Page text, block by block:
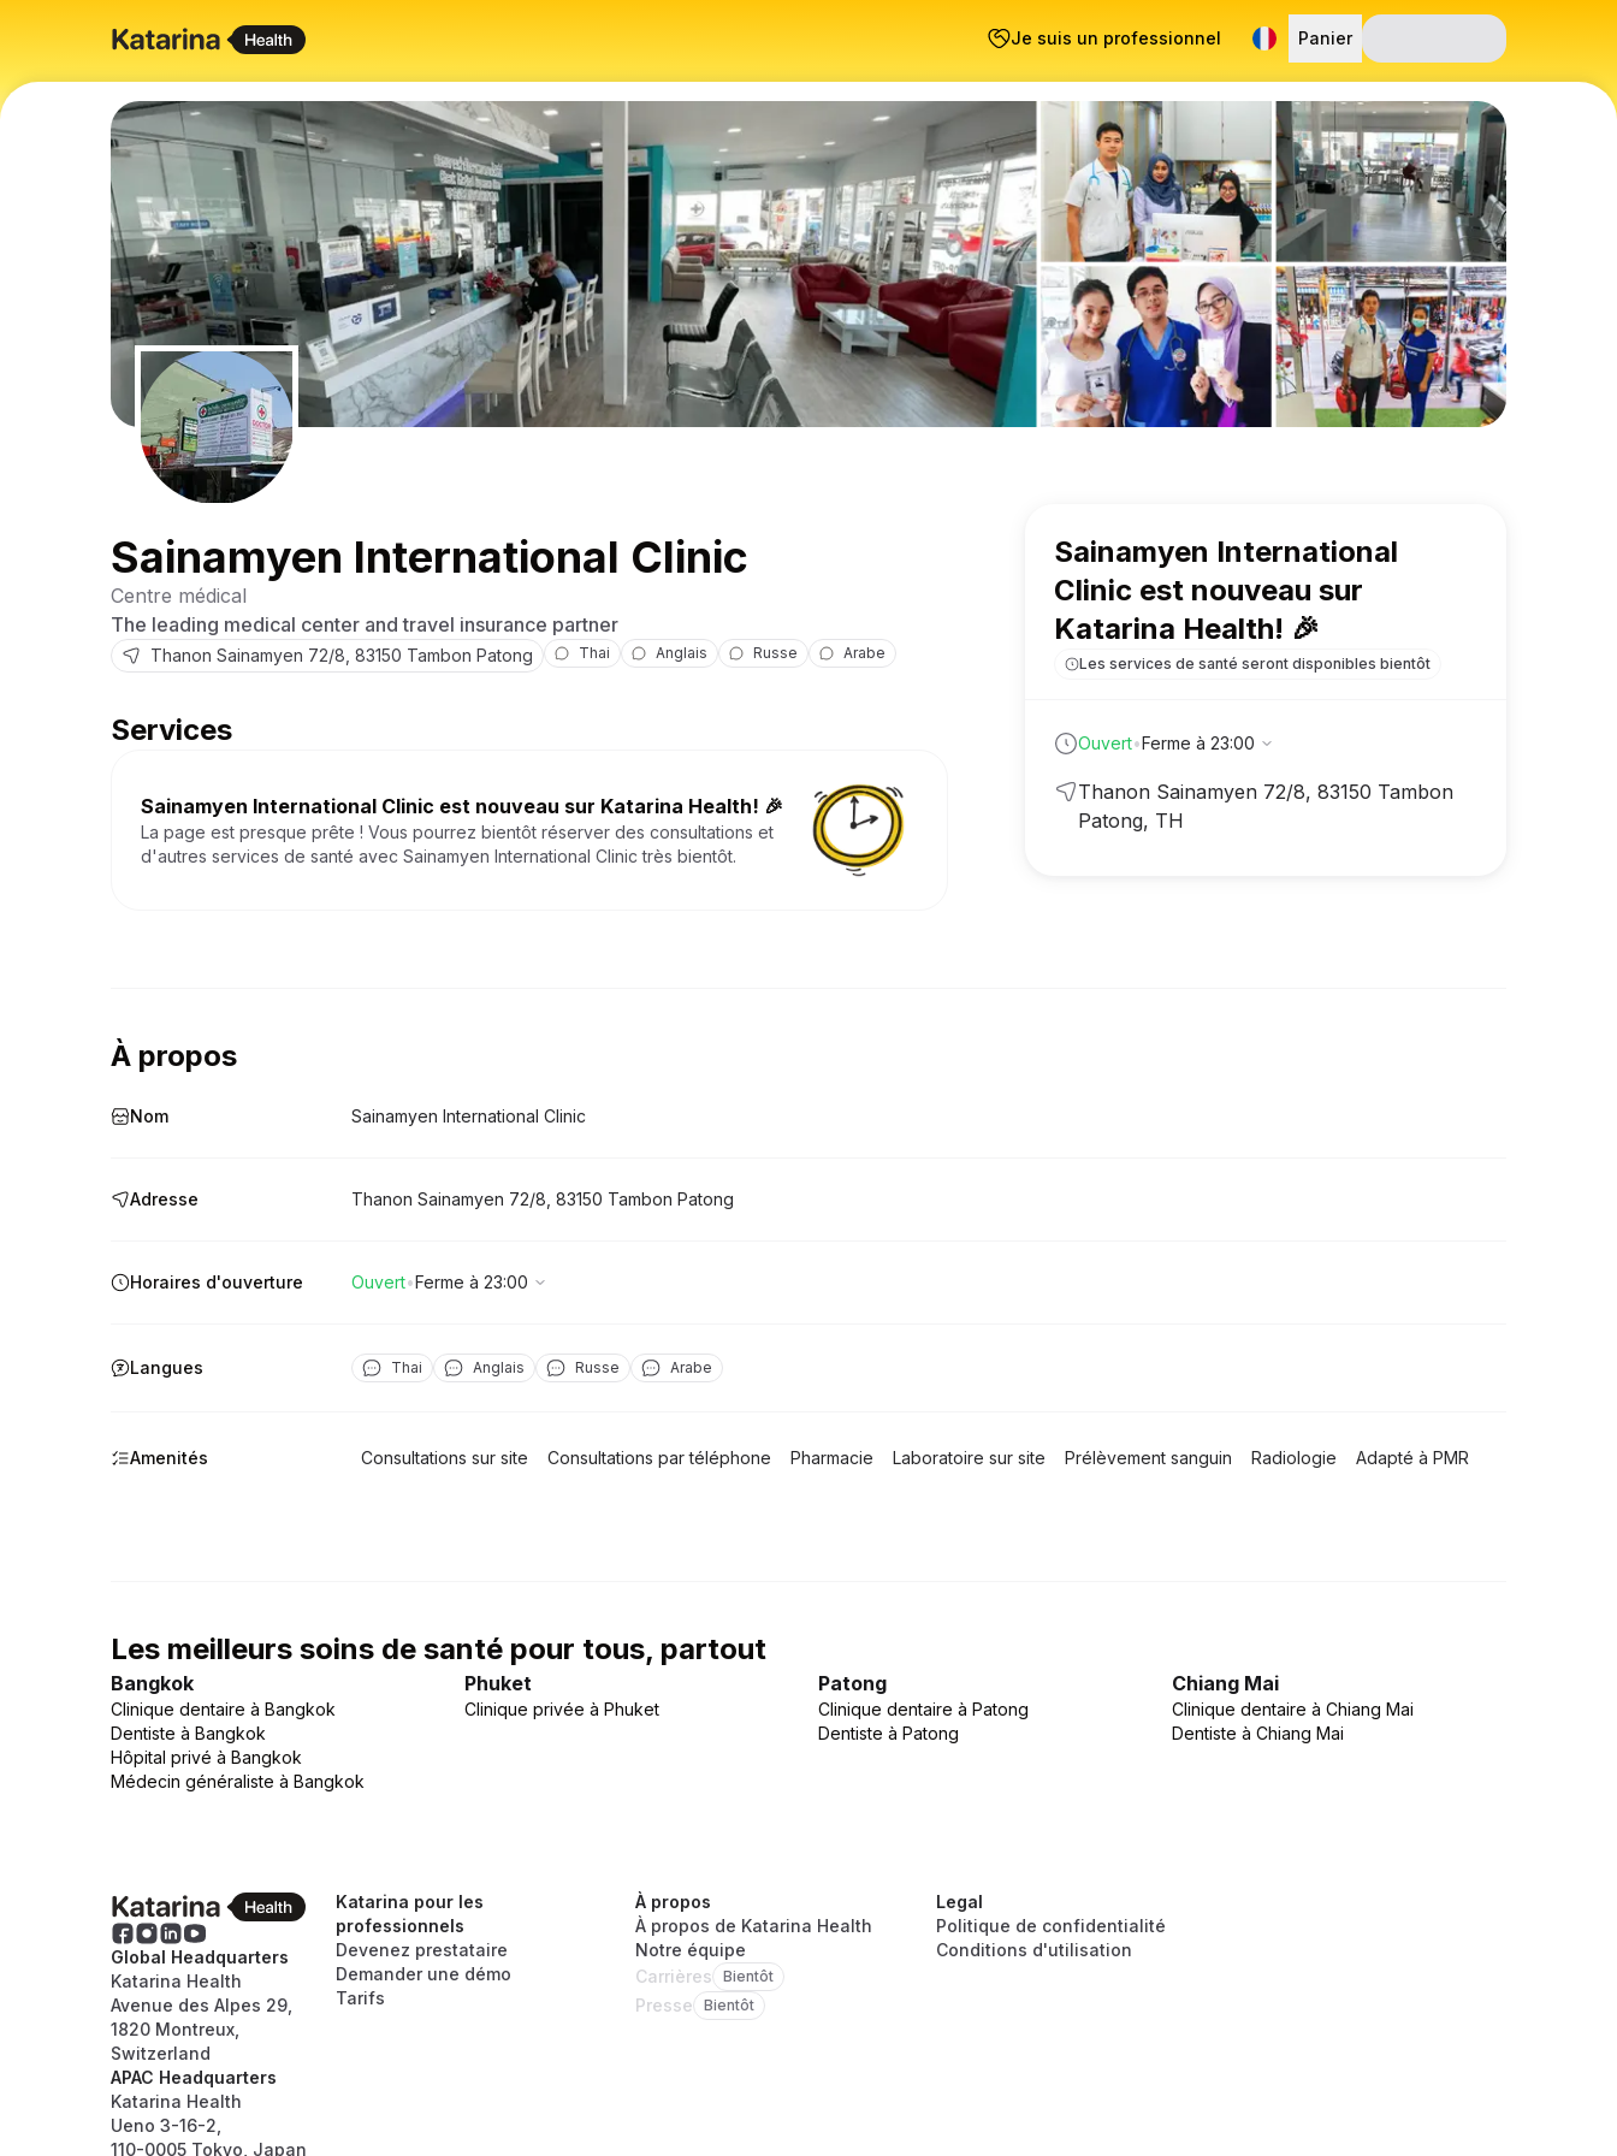
Je suis un professionnel Panier
Sainamyen International Clinic
Centre médical
The leading medical center and travel insurance partner
Thanon Sainamyen 72/8 83150 Tambon Patong Thai Anglais Russe Arabe
Services
Sainamyen International Clinic est nouveau sur Katarina Health! 🎉
La page est presque prête ! Vous pourrez bientôt réserver des consultations et
d'autres services de santé avec Sainamyen International Clinic très bientôt.
Sainamyen International
Clinic est nouveau sur
Katarina Health! 🎉
Les services de santé seront disponibles bientôt
Ouvert•Ferme à 23:00
Thanon Sainamyen 72/8, 83150 Tambon
Patong, TH
À propos
Nom Sainamyen International Clinic
Adresse Thanon Sainamyen 72/8 83150 Tambon Patong
Horaires d'ouverture Ouvert•Ferme à 23:00
Langues Thai Anglais Russe Arabe
Amenités Consultations sur site Consultations par téléphone Pharmacie Laboratoire sur site Prélèvement sanguin Radiologie Adapté à PMR
Les meilleurs soins de santé pour tous, partout
Bangkok
Clinique dentaire à Bangkok
Dentiste à Bangkok
Hôpital privé à Bangkok
Médecin généraliste à Bangkok
Phuket
Clinique privée à Phuket
Patong
Clinique dentaire à Patong
Dentiste à Patong
Chiang Mai
Clinique dentaire à Chiang Mai
Dentiste à Chiang Mai
Global Headquarters
Katarina Health
Avenue des Alpes 29,
1820 Montreux,
Switzerland
APAC Headquarters
Katarina Health
Ueno 3-16-2,
110-0005 Tokyo, Japan
Katarina pour les
professionnels
Devenez prestataire
Demander une démo
Tarifs
À propos
À propos de Katarina Health
Notre équipe
Carrières Bientôt
Presse Bientôt
Legal
Politique de confidentialité
Conditions d'utilisation